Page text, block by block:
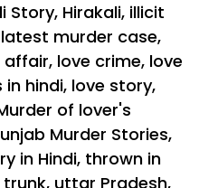
Story, Hirakali, illicit
latest murder case,
affair, love crime, love
in hindi, love story,
of lover's
Murder Stories,
in Hindi, thrown in
trunk, uttar Pradesh,